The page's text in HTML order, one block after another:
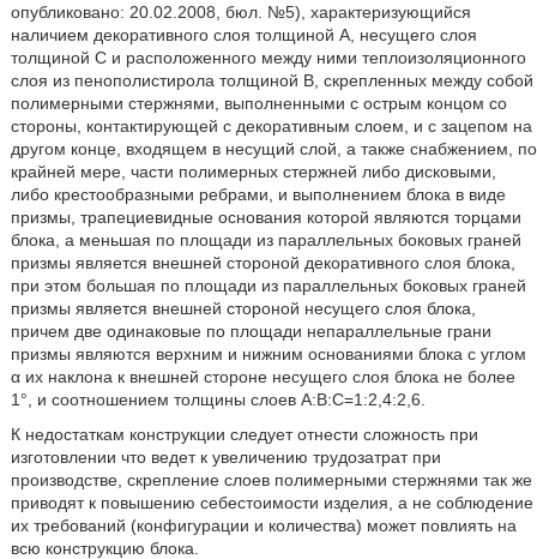
опубликовано: 20.02.2008, бюл. №5), характеризующийся
наличием декоративного слоя толщиной А, несущего слоя
толщиной С и расположенного между ними теплоизоляционного
слоя из пенополистирола толщиной В, скрепленных между собой
полимерными стержнями, выполненными с острым концом со
стороны, контактирующей с декоративным слоем, и с зацепом на
другом конце, входящем в несущий слой, а также снабжением, по
крайней мере, части полимерных стержней либо дисковыми,
либо крестообразными ребрами, и выполнением блока в виде
призмы, трапециевидные основания которой являются торцами
блока, а меньшая по площади из параллельных боковых граней
призмы является внешней стороной декоративного слоя блока,
при этом большая по площади из параллельных боковых граней
призмы является внешней стороной несущего слоя блока,
причем две одинаковые по площади непараллельные грани
призмы являются верхним и нижним основаниями блока с углом
α их наклона к внешней стороне несущего слоя блока не более
1°, и соотношением толщины слоев А:В:С=1:2,4:2,6.
К недостаткам конструкции следует отнести сложность при
изготовлении что ведет к увеличению трудозатрат при
производстве, скрепление слоев полимерными стержнями так же
приводят к повышению себестоимости изделия, а не соблюдение
их требований (конфигурации и количества) может повлиять на
всю конструкцию блока.